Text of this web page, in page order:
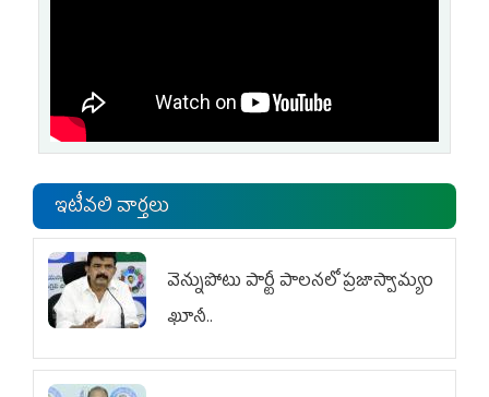
ఇటీవలి వార్తలు
వెన్నుపోటు పార్టీ పాలనలో ప్రజాస్వామ్యం
ఖూనీ..